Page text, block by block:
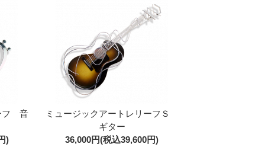
フ 音
)
ミュージックアートレリーフＳ
ギター
36,000円(税込39,600円)